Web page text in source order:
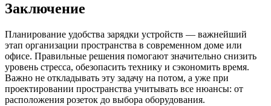
Заключение
Планирование удобства зарядки устройств — важнейший
этап организации пространства в современном доме или
офисе. Правильные решения помогают значительно снизить
уровень стресса, обезопасить технику и сэкономить время.
Важно не откладывать эту задачу на потом, а уже при
проектировании пространства учитывать все нюансы: от
расположения розеток до выбора оборудования.